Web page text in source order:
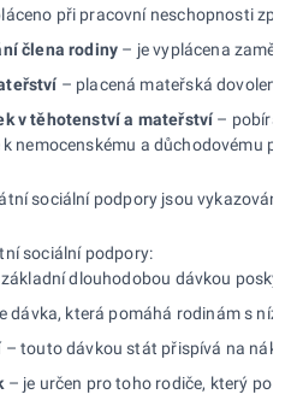
při pracovní neschopnosti
člena rodiny – je vyplácena
– placená mateřská dovolená
v těhotenství a mateřství – pobírají
nemocenskému a důchodovému
sociální podpory jsou
sociální podpory:
dlouhodobou dávkou
dávka, která pomáhá rodinám s
– touto dávkou stát přispívá na
– je určen pro toho rodiče, který po